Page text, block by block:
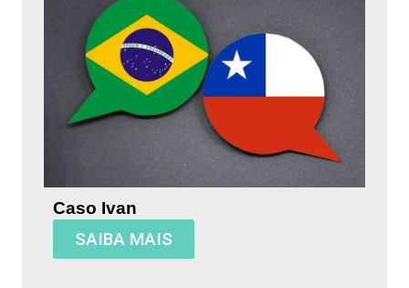
Caso Ivan
SAIBA MAIS